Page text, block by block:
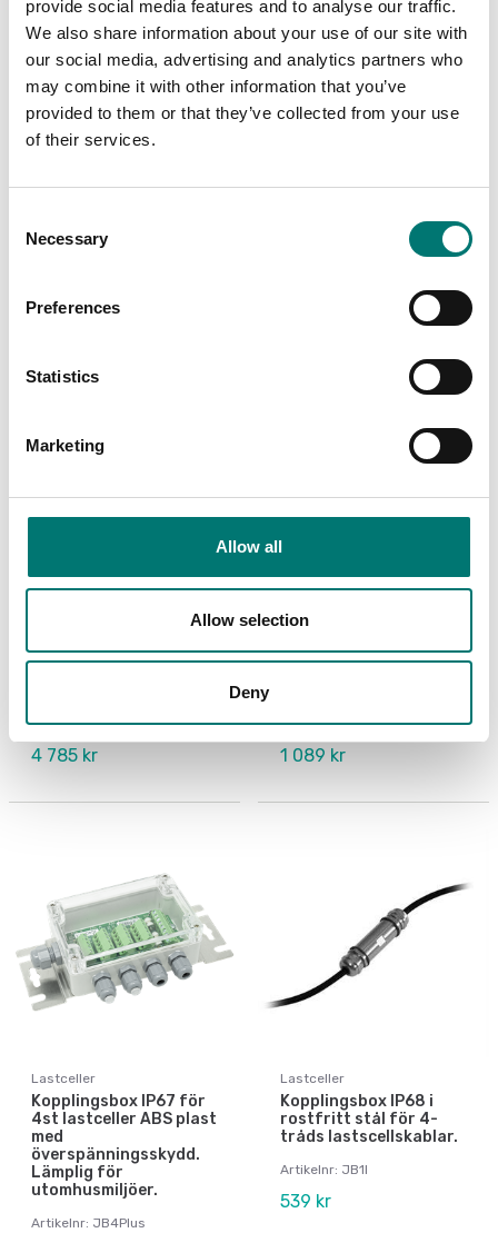
provide social media features and to analyse our traffic.
We also share information about your use of our site with
our social media, advertising and analytics partners who
may combine it with other information that you’ve
provided to them or that they’ve collected from your use
of their services.
Selection
Necessary
Preferences
Statistics
Marketing
Allow all
Allow selection
Deny
Kalibrering av lastcell,
Kit som gör om VZ363
Finns i flera varianter
rostfritt IP68/IP69K
Artikelnr: JB4QIP69K
4 785 kr
Lastceller
4st lastceller ABS plast
Artikelnr: JB4
1 089 kr
Lastceller
Kopplingsbox IP67 för
4st lastceller ABS plast
med
överspänningsskydd.
Lämplig för
utomhusmiljöer.
Artikelnr: JB4Plus
Lastceller
Kopplingsbox IP68 i
rostfritt stål för 4-
tråds lastscellskablar.
Artikelnr: JB1I
539 kr